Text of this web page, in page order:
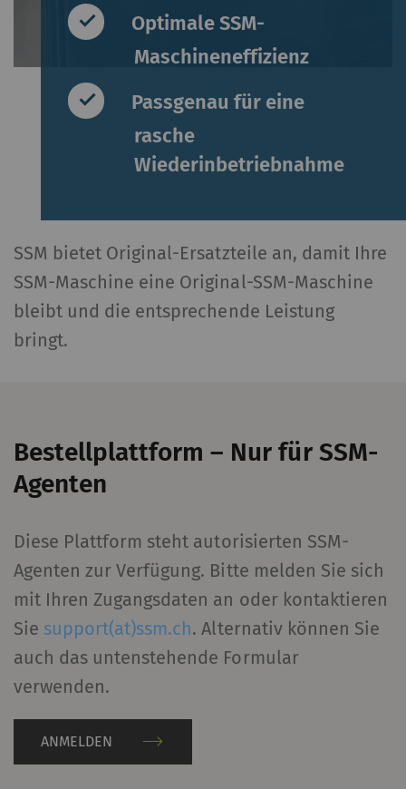
Optimale SSM-
Maschineneffizienz
Passgenau für eine
rasche
Wiederinbetriebnahme
SSM bietet Original-Ersatzteile an, damit Ihre
SSM-Maschine eine Original-SSM-Maschine
bleibt und die entsprechende Leistung
bringt.
Bestellplattform – Nur für SSM-
Agenten
Diese Plattform steht autorisierten SSM-
Agenten zur Verfügung. Bitte melden Sie sich
mit Ihren Zugangsdaten an oder kontaktieren
Sie support(at)ssm.ch. Alternativ können Sie
auch das untenstehende Formular
verwenden.
ANMELDEN